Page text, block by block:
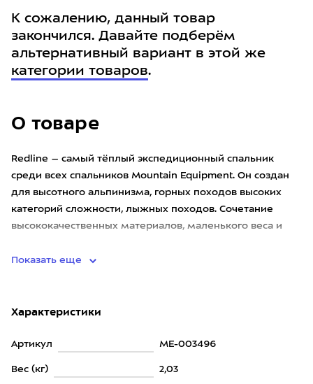
О товаре
Redline – самый тёплый экспедиционный спальник
среди всех спальников Mountain Equipment. Он создан
для высотного альпинизма, горных походов высоких
категорий сложности, лыжных походов. Сочетание
высококачественных материалов, маленького веса и
Показать еще
Характеристики
Артикул ME-003496
Вес (кг) 2,03
К сожалению, данный товар
закончился. Давайте подберём
альтернативный вариант в этой же
категории товаров.